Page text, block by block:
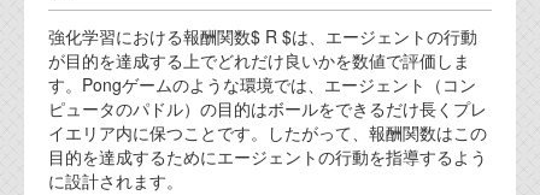
強化学習における報酬関数$ R $は、エージェントの行動
が目的を達成する上でどれだけ良いかを数値で評価しま
す。Pongゲームのような環境では、エージェント（コン
ピュータのパドル）の目的はボールをできるだけ長くプレ
イエリア内に保つことです。したがって、報酬関数はこの
目的を達成するためにエージェントの行動を指導するよう
に設計されます。